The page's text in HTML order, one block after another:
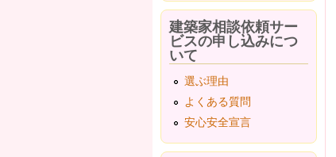
建築家相談依頼サー
ビスの申し込みにつ
いて
選ぶ理由
よくある質問
安心安全宣言